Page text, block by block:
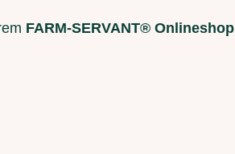
FARM-SERVANT® Onlineshop